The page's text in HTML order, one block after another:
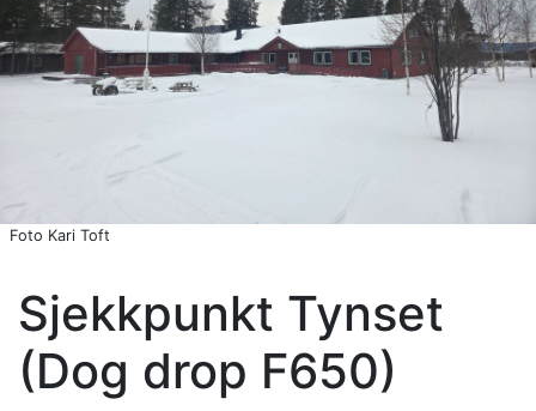
Foto Kari Toft
Sjekkpunkt Tynset
(Dog drop F650)